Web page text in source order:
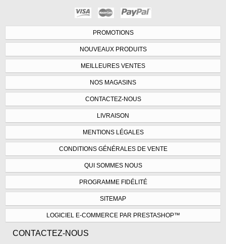
PROMOTIONS
NOUVEAUX PRODUITS
MEILLEURES VENTES
NOS MAGASINS
CONTACTEZ-NOUS
LIVRAISON
MENTIONS LÉGALES
CONDITIONS GÉNÉRALES DE VENTE
QUI SOMMES NOUS
PROGRAMME FIDÉLITÉ
SITEMAP
LOGICIEL E-COMMERCE PAR PRESTASHOP™
CONTACTEZ-NOUS